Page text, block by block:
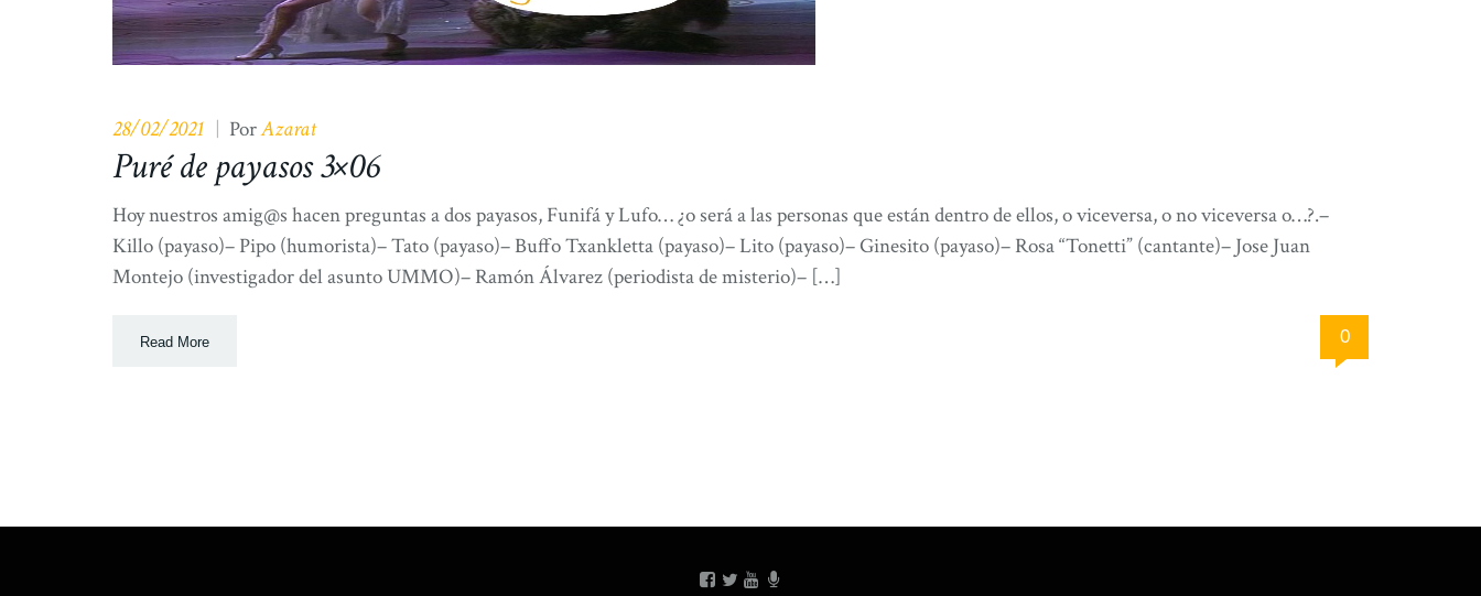
28/02/2021 | PorAzarat
Puré de payasos 3×06
Hoy nuestros amig@s hacen preguntas a dos payasos, Funifá y Lufo… ¿o será a las personas que están dentro de ellos, o viceversa, o no viceversa o…?.–
Killo (payaso)– Pipo (humorista)– Tato (payaso)– Buffo Txankletta (payaso)– Lito (payaso)– Ginesito (payaso)– Rosa “Tonetti” (cantante)– Jose Juan
Montejo (investigador del asunto UMMO)– Ramón Álvarez (periodista de misterio)– […]
Read More 0